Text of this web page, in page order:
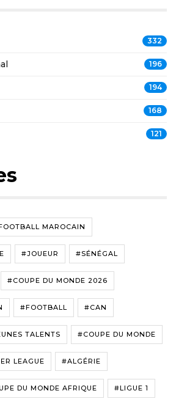
332
196
194
168
121
MAROCAIN
#JOUEUR #SÉNÉGAL
#COUPE DU MONDE 2026
#FOOTBALL #CAN
TALENTS #COUPE DU MONDE
LEAGUE #ALGÉRIE
DU MONDE AFRIQUE #LIGUE 1